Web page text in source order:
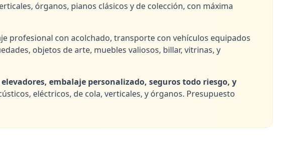
órganos, pianos clásicos y de colección, con máxima
profesional con acolchado, transporte con vehículos equipados
objetos de arte, muebles valiosos, billar, vitrinas, y
embalaje personalizado, seguros todo riesgo, y
eléctricos, de cola, verticales, y órganos. Presupuesto